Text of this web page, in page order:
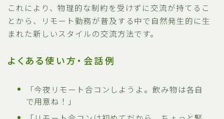
これにより、物理的な制約を受けずに交流が持てるこ
とから、リモート勤務が普及する中で自然発生的に生
まれた新しいスタイルの交流方法です。
よくある使い方・会話例
「今夜リモート合コンしようよ。飲み物は各自
で用意ね！」